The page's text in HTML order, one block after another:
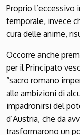
Proprio
temporale, invece
cura delle anime,
Occorre anche
per il Principato
“sacro romano
alle ambizioni di
impadronirsi del
d’Austria, che da
trasformarono un